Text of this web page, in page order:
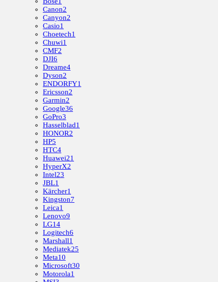
Canon2
Canyon2
Casio1
Choetech1
Chuwi1
CMF2
DJI6
Dreame4
Dyson2
ENDORFY1
Ericsson2
Garmin2
Google36
GoPro3
Hasselblad1
HONOR2
HP5
HTC4
Huawei21
HyperX2
Intel23
JBL1
Kärcher1
Kingston7
Leica1
Lenovo9
LG14
Logitech6
Marshall1
Mediatek25
Meta10
Microsoft30
Motorola1